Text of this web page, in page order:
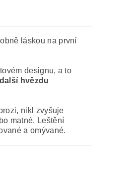
láskou na první
designu, a to
hvězdu
nikl zvyšuje
matné. Leštění
a omývané.